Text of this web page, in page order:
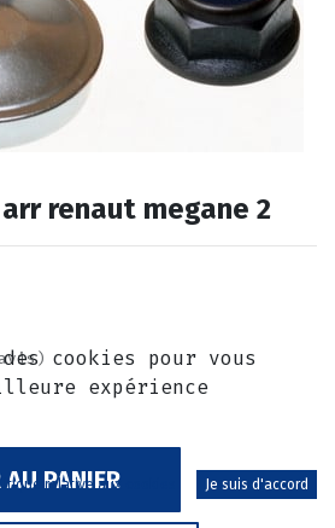
renaut megane 2
AU PANIER
cookies pour vous
expérience
relative aux cookies Je suis d'accord